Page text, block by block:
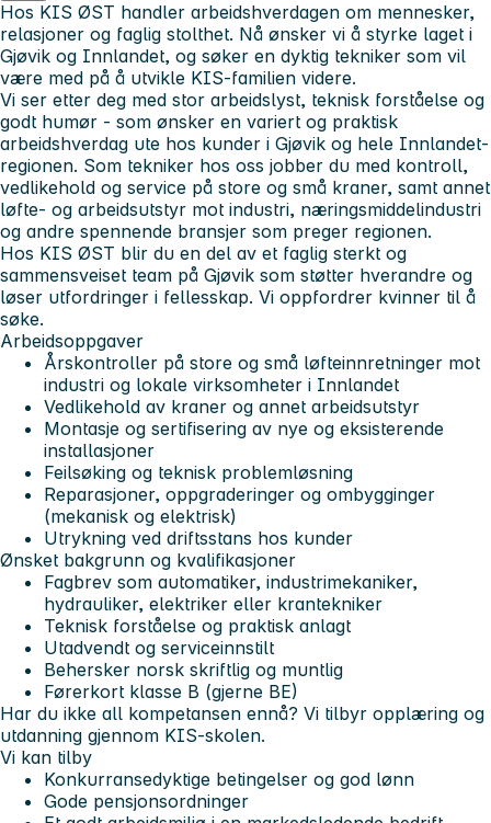
Hos KIS ØST handler arbeidshverdagen om mennesker,
relasjoner og faglig stolthet. Nå ønsker vi å styrke laget i
Gjøvik og Innlandet, og søker en dyktig tekniker som vil
være med på å utvikle KIS-familien videre.
Vi ser etter deg med stor arbeidslyst, teknisk forståelse og
godt humør - som ønsker en variert og praktisk
arbeidshverdag ute hos kunder i Gjøvik og hele Innlandet-
regionen. Som tekniker hos oss jobber du med kontroll,
vedlikehold og service på store og små kraner, samt annet
løfte- og arbeidsutstyr mot industri, næringsmiddelindustri
og andre spennende bransjer som preger regionen.
Hos KIS ØST blir du en del av et faglig sterkt og
sammensveiset team på Gjøvik som støtter hverandre og
løser utfordringer i fellesskap. Vi oppfordrer kvinner til å
søke.
Arbeidsoppgaver
Årskontroller på store og små løfteinnretninger mot
industri og lokale virksomheter i Innlandet
Vedlikehold av kraner og annet arbeidsutstyr
Montasje og sertifisering av nye og eksisterende
installasjoner
Feilsøking og teknisk problemløsning
Reparasjoner, oppgraderinger og ombygginger
(mekanisk og elektrisk)
Utrykning ved driftsstans hos kunder
Ønsket bakgrunn og kvalifikasjoner
Fagbrev som automatiker, industrimekaniker,
hydrauliker, elektriker eller krantekniker
Teknisk forståelse og praktisk anlagt
Utadvendt og serviceinnstilt
Behersker norsk skriftlig og muntlig
Førerkort klasse B (gjerne BE)
Har du ikke all kompetansen ennå? Vi tilbyr opplæring og
utdanning gjennom KIS-skolen.
Vi kan tilby
Konkurransedyktige betingelser og god lønn
Gode pensjonsordninger